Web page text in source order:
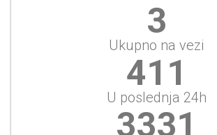
3
Ukupno na vezi
442
U poslednja 24h
3587